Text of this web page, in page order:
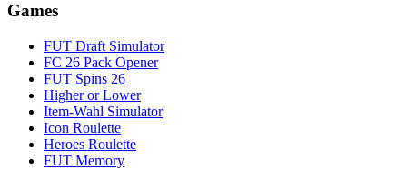
Games
FUT Draft Simulator
FC 26 Pack Opener
FUT Spins 26
Higher or Lower
Item-Wahl Simulator
Icon Roulette
Heroes Roulette
FUT Memory